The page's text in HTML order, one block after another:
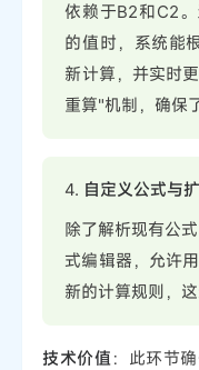
依赖于B2和C2
的值时，系统能
新计算，并实时
重算"机制，确保
4. 自定义公式与
除了解析现有公
式编辑器，允许
新的计算规则，
技术价值：此环节